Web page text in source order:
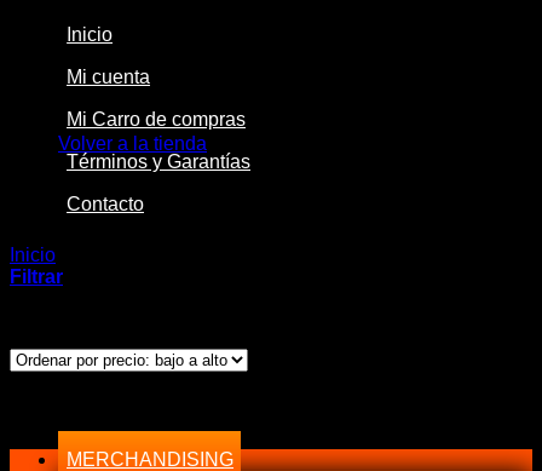
Volver a la tienda
Inicio
Mi cuenta
Mi Carro de compras
Términos y Garantías
Contacto
Inicio
Filtrar
precio:
MERCHANDISING